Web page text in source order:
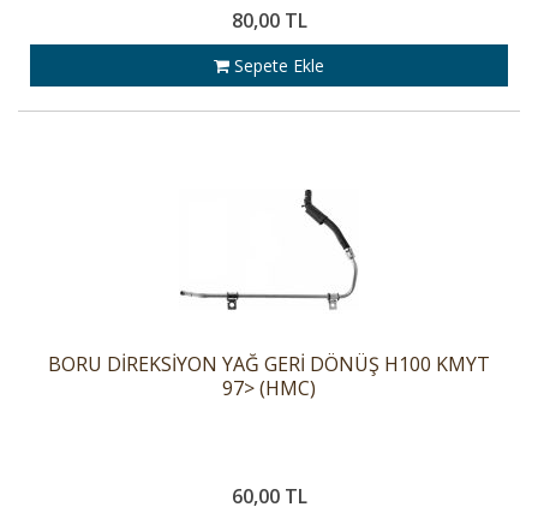
80,00 TL
Sepete Ekle
BORU DİREKSİYON YAĞ GERİ DÖNÜŞ H100 KMYT
97> (HMC)
60,00 TL